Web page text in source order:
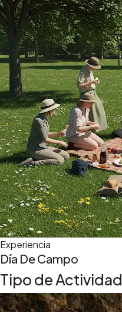
Experiencia
Día De Campo
Tipo de Actividad